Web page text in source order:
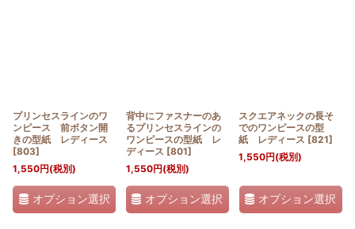
プリンセスラインのワ
ンピース 前ボタン開
きの型紙 レディース
[803]
1,550円(税別)
オプション選択
背中にファスナーのあ
るプリンセスラインの
ワンピースの型紙 レ
ディース [801]
1,550円(税別)
オプション選択
スクエアネックの長そ
でのワンピースの型
紙 レディース [821]
1,550円(税別)
オプション選択